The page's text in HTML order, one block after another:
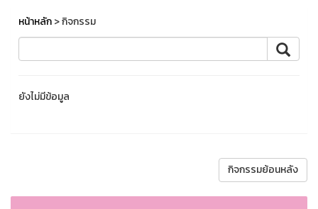
หน้าหลัก> กิจกรรม
ยังไม่มีข้อมูล
กิจกรรมย้อนหลัง